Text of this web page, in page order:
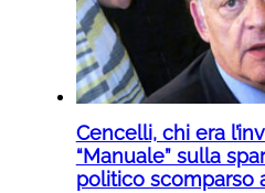
Cencelli, chi era
“Manuale” sulla
politico scomparso